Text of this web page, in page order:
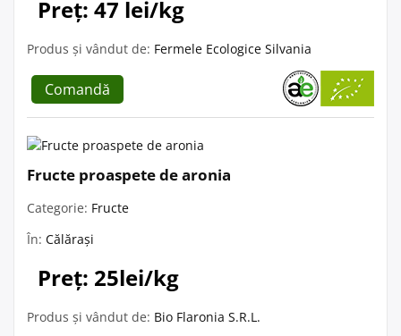
Preț: 47 lei/kg
Produs și vândut de: Fermele Ecologice Silvania
Comandă
Fructe proaspete de aronia
Categorie: Fructe
În: Călărași
Preț: 25lei/kg
Produs și vândut de: Bio Flaronia S.R.L.